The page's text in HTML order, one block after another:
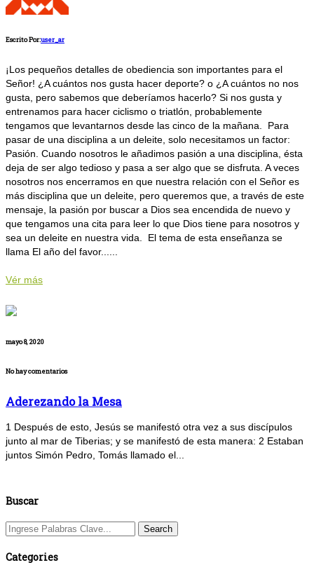
Escrito Por:user_ar
¡Los pequeños detalles de obediencia son importantes para el
Señor! ¿A cuántos nos gusta hacer deporte? o ¿A cuántos no nos
gusta, pero sabemos que deberíamos hacerlo? Si nos gusta y
entrenamos para hacer ciclismo o triatlón, probablemente
tengamos que levantarnos desde las cinco de la mañana. Para
pasar de una disciplina a un deleite, solo necesitamos un factor:
Pasión. Cuando nosotros le añadimos pasión a una disciplina, ésta
deja de ser algo tedioso y pasa a ser algo que se disfruta. A veces
nosotros nos encerramos en que nuestra relación con el Señor es
más disciplina que un deleite, pero queremos que, a través de este
mensaje, la pasión por buscar a Dios sea encendida de nuevo y
que tengamos una cita para leer lo que Dios tiene para nosotros y
sea un deleite en nuestra vida. El tema de esta enseñanza se
llama El año del favor......
Vér más
mayo 8, 2020
No hay comentarios
Aderezando la Mesa
1 Después de esto, Jesús se manifestó otra vez a sus discípulos
junto al mar de Tiberias; y se manifestó de esta manera: 2 Estaban
juntos Simón Pedro, Tomás llamado el...
Buscar
Categories